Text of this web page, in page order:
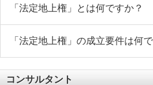
「法定地上権」とは何ですか？
「法定地上権」の成立要件は何
コンサルタント